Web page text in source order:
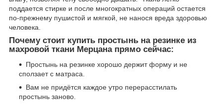
поддается стирке и после многократных операций остается
по-прежнему пушистой и мягкой, не нанося вреда здоровью
человека.
Почему стоит купить простынь на резинке из
махровой ткани Мерцана прямо сейчас:
Простынь на резинке хорошо держит форму и не
сползает с матраса.
Вам не придётся каждое утро перерасстилать
простынь заново.